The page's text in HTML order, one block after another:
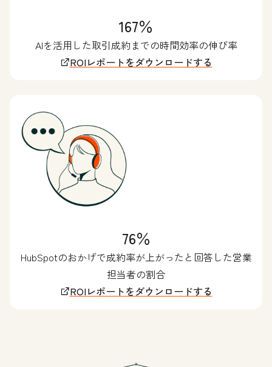
167％
AIを活用した取引成約までの時間効率の伸び率
ROIレポートをダウンロードする
76％
HubSpotのおかげで成約率が上がったと回答した営業
担当者の割合
ROIレポートをダウンロードする